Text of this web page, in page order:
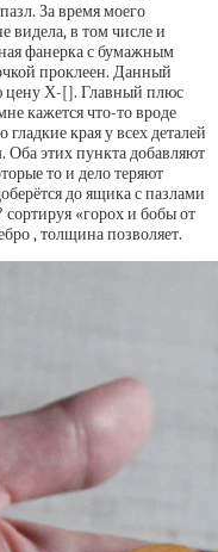
За время моего
видела, в том числе и
фанерка с бумажным
проклеен. Данный
цену Х-[]. Главный плюс
кажется что-то вроде
края у всех деталей
Оба этих пункта добавляют
то и дело теряют
до ящика с пазлами
сортируя «горох и бобы от
, толщина позволяет.